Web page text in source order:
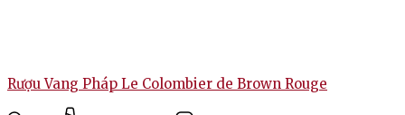
Rượu Vang Pháp Le Colombier de Brown Rouge